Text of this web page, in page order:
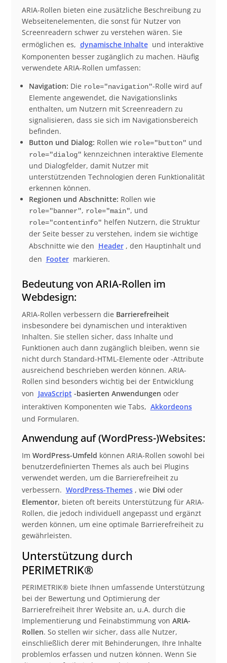
ARIA-Rollen bieten eine zusätzliche Beschreibung zu
Webseitenelementen, die sonst für Nutzer von
Screenreadern schwer zu verstehen wären. Sie
ermöglichen es, dynamische Inhalte und interaktive
Komponenten besser zugänglich zu machen. Häufig
verwendete ARIA-Rollen umfassen:
Navigation: Die role="navigation"-Rolle wird auf
Elemente angewendet, die Navigationslinks
enthalten, um Nutzern mit Screenreadern zu
signalisieren, dass sie sich im Navigationsbereich
befinden.
Button und Dialog: Rollen wie role="button" und
role="dialog" kennzeichnen interaktive Elemente
und Dialogfelder, damit Nutzer mit
unterstützenden Technologien deren Funktionalität
erkennen können.
Regionen und Abschnitte: Rollen wie
role="banner", role="main", und
role="contentinfo" helfen Nutzern, die Struktur
der Seite besser zu verstehen, indem sie wichtige
Abschnitte wie den Header , den Hauptinhalt und
den Footer markieren.
Bedeutung von ARIA-Rollen im
Webdesign:
ARIA-Rollen verbessern die Barrierefreiheit
insbesondere bei dynamischen und interaktiven
Inhalten. Sie stellen sicher, dass Inhalte und
Funktionen auch dann zugänglich bleiben, wenn sie
nicht durch Standard-HTML-Elemente oder -Attribute
ausreichend beschrieben werden können. ARIA-
Rollen sind besonders wichtig bei der Entwicklung
von JavaScript -basierten Anwendungen oder
interaktiven Komponenten wie Tabs, Akkordeons
und Formularen.
Anwendung auf (WordPress-)Websites:
Im WordPress-Umfeld können ARIA-Rollen sowohl bei
benutzerdefinierten Themes als auch bei Plugins
verwendet werden, um die Barrierefreiheit zu
verbessern. WordPress-Themes , wie Divi oder
Elementor, bieten oft bereits Unterstützung für ARIA-
Rollen, die jedoch individuell angepasst und ergänzt
werden können, um eine optimale Barrierefreiheit zu
gewährleisten.
Unterstützung durch
PERIMETRIK®
PERIMETRIK® biete Ihnen umfassende Unterstützung
bei der Bewertung und Optimierung der
Barrierefreiheit Ihrer Website an, u.A. durch die
Implementierung und Feinabstimmung von ARIA-
Rollen. So stellen wir sicher, dass alle Nutzer,
einschließlich derer mit Behinderungen, Ihre Inhalte
problemlos erfassen und nutzen können. Wenn Sie